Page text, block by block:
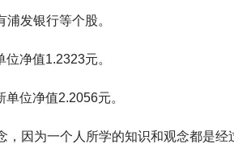
发银行等个股。
净值1.2323元。
位净值2.2056元。
，因为一个人所学的知识和观念都是